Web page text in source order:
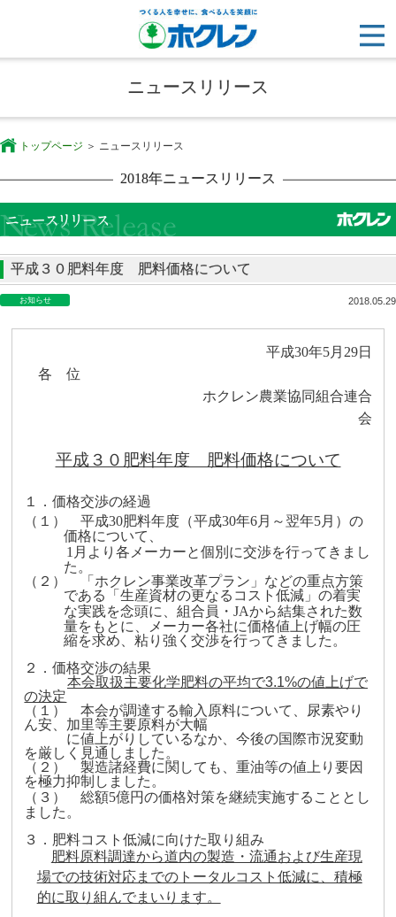
ニュースリリース
トップページ ニュースリリース
2018年ニュースリリース
平成３０肥料年度 肥料価格について
お知らせ 2018.05.29
平成30年5月 29日
各 位
ホクレン農業協同組合連合
会
平成３０肥料年度 肥料価格について
１
．価格交渉の経過
（１） 平成30肥料年度（平成30年6月～翌年5月）の
価格について、
1 月より各メーカーと個別に交渉を行ってきまし
た。
（２） 「ホクレン事業改革プラン」などの重点方策
である「生産資材の更なるコスト低減」の着実
な実践を念頭に、組合員・ JAから結集された数
量をもとに、メーカー各社に価格値上げ幅の圧
縮を求め、粘り強く交渉を行ってきました。
２．価格交渉の結果
本会取扱主要化学肥料の平均で3.1%の値上げで
の決定
（１） 本会が調達する輸入原料について、尿素やり
ん安、加里等主要原料が大幅
に値上がりしているなか、今後の国際市況変動
を厳しく見通しました。
（２） 製造諸経費に関しても、重油等の値上り要因
を極力抑制しました。
（３） 総額5億円の価格対策を継続実施することとし
ました。
３．肥料コスト低減に向けた取り組み
肥料原料調達から道内の製造・流通および生産現
場での技術対応までのトータルコスト低減に、積極
的に取り組んでまいります。